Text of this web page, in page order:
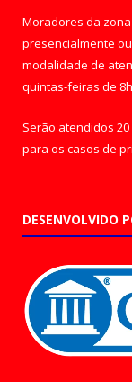
Moradores da
presencialmente ou
modalidade de
quintas-feiras de
Serão atendidos
para os casos de
DESENVOLVIDO